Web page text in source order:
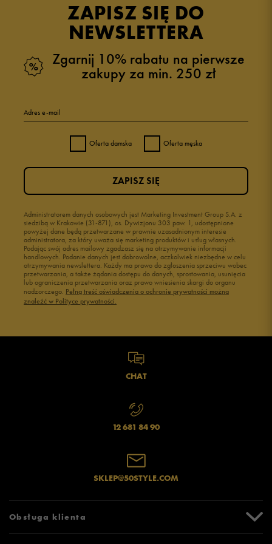
ZAPISZ SIĘ DO
NEWSLETTERA
Zgarnij 10% rabatu na pierwsze
zakupy za min. 250 zł
Adres e-mail
Oferta damska Oferta męska
Administratorem danych osobowych jest Marketing Investment Group S.A. z
siedzibą w Krakowie (31-871), os. Dywizjonu 303 paw. 1, udostępnione
powyżej dane będą przetwarzane w prawnie uzasadnionym interesie
administratora, za który uważa się marketing produktów i usług własnych.
Podając swój adres mailowy zgadzasz się na otrzymywanie informacji
handlowych. Podanie danych jest dobrowolne, aczkolwiek niezbędne w celu
otrzymywania newslettera. Każdy ma prawo do zgłoszenia sprzeciwu wobec
przetwarzania, a także żądania dostępu do danych, sprostowania, usunięcia
lub ograniczenia przetwarzania oraz prawo wniesienia skargi do organu
nadzorczego. Pełną treść oświadczenia o ochronie prywatności można
znaleźć w Polityce prywatności.
ZAPISZ SIĘ
CHAT
12 681 84 90
SKLEP@50STYLE.COM
Obsługa klienta